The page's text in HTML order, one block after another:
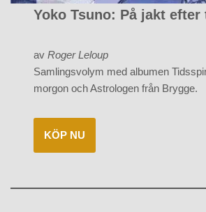
Yoko Tsuno: På jakt efter
avRoger Leloup
Samlingsvolym med albumen
morgon och Astrologen från Brygge.
KÖP NU